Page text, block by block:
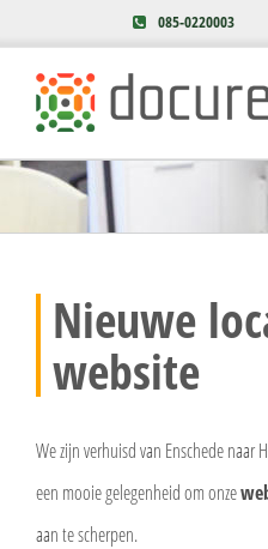
085-0220003
Nieuwe
website
We zijn verhuisd van Enschede
een mooie gelegenheid om onze
aan te scherpen.